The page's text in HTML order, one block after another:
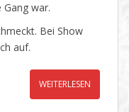
war.
Bei Show
auf.
WEITERLESEN